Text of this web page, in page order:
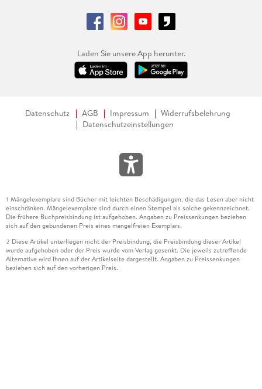
Laden Sie unsere App herunter.
Datenschutz AGB Impressum
Widerrufsbelehrung
Datenschutzeinstellungen
1 Mängelexemplare sind Bücher mit leichten Beschädigungen, die das Lesen aber nicht
einschränken. Mängelexemplare sind durch einen Stempel als solche gekennzeichnet.
Die frühere Buchpreisbindung ist aufgehoben. Angaben zu Preissenkungen beziehen
sich auf den gebundenen Preis eines mangelfreien Exemplars.
2 Diese Artikel unterliegen nicht der Preisbindung, die Preisbindung dieser Artikel
wurde aufgehoben oder der Preis wurde vom Verlag gesenkt. Die jeweils zutreffende
Alternative wird Ihnen auf der Artikelseite dargestellt. Angaben zu Preissenkungen
beziehen sich auf den vorherigen Preis.